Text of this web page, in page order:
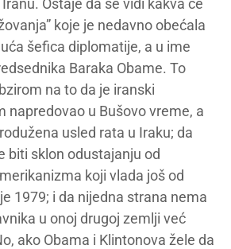
Ostaje da se vidi kakva će
koje je nedavno obećala
šefica diplomatije, a u ime
Baraka Obame. To
na to da je iranski
napredovao u Bušovo vreme, a
usled rata u Iraku; da
biti sklon odustajanju od
koji vlada još od
1979; i da nijedna strana nema
u onoj drugoj zemlji već
ako Obama i Klintonova žele da